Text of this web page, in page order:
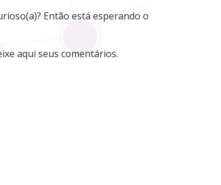
Então está esperando o
aqui seus comentários.